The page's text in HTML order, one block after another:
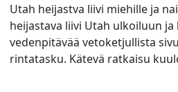
Utah heijastva liivi miehille ja
heijastava liivi Utah ulkoiluun ja
vedenpitävää vetoketjullista
rintatasku. Kätevä ratkaisu